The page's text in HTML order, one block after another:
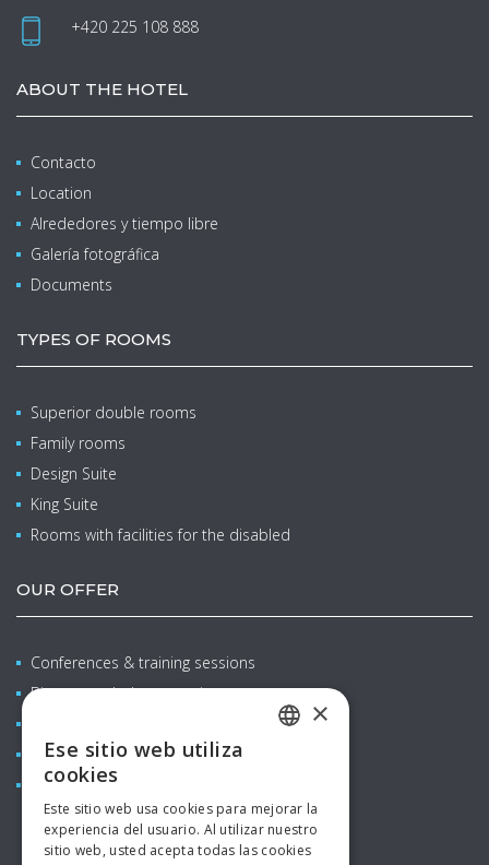
+420 225 108 888
ABOUT THE HOTEL
Contacto
Location
Alrededores y tiempo libre
Galería fotográfica
Documents
TYPES OF ROOMS
Superior double rooms
Family rooms
Design Suite
King Suite
Rooms with facilities for the disabled
OUR OFFER
Conferences & training sessions
Bienestar y balneoterapia
Restaurants & bars
Aquapark
GERMAN
×
Ese sitio web utiliza
cookies
Este sitio web usa cookies para mejorar la
experiencia del usuario. Al utilizar nuestro
sitio web, usted acepta todas las cookies